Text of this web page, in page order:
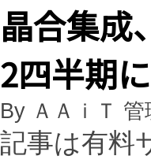
晶合集
2四半期
By ＡＡｉＴ 管
記事は有料